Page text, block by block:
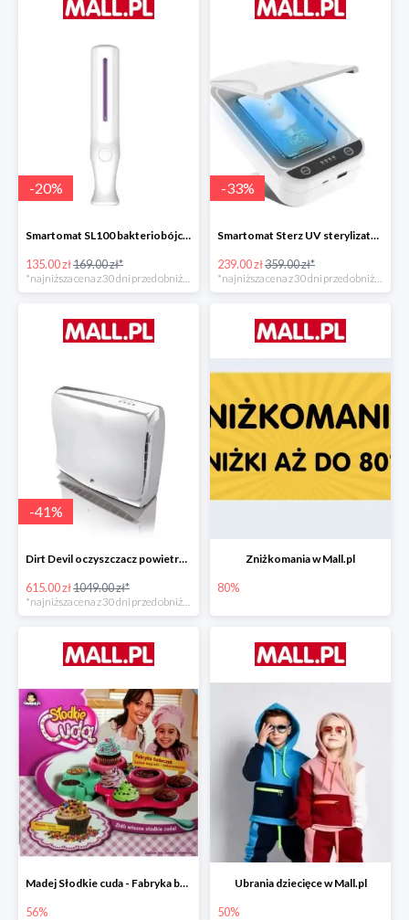
-20%
Smartomat SL100 bakteriobójcza lampa UV -20%
135.00 zł169.00 zł*
-33%
Smartomat Sterz UV sterylizator -33%
239.00 zł359.00 zł*
-41%
Dirt Devil oczyszczacz powietrza Pureza 350 -41%
615.00 zł1049.00 zł*
*najniższa cena z 30 dni przed obniżką
Zniżkomania w Mall.pl
80%
Madej Słodkie cuda - Fabryka babeczek
56%
Ubrania dziecięce w Mall.pl
50%